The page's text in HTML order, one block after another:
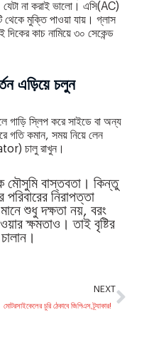
না করাই ভালো। এসি(AC)
মুক্তি পাওয়া যায়। গ্লাস
দিকের কাচ নামিয়ে ৩০ সেকেন্ড
এড়িয়ে চলুন
গাড়ি স্লিপ করে সাইডে বা অন্য
গতি কমান, সময় নিয়ে লেন
চালু রাখুন।
মৌসুমি বাস্তবতা। কিন্তু
নিরাপত্তা
মানে শুধু দক্ষতা নয়, বরং
ক্ষমতাও। তাই বৃষ্টির
NEXT
মোটরসাইকেলের চুরি ঠেকাবে জিপিএস ট্র্যাকার!